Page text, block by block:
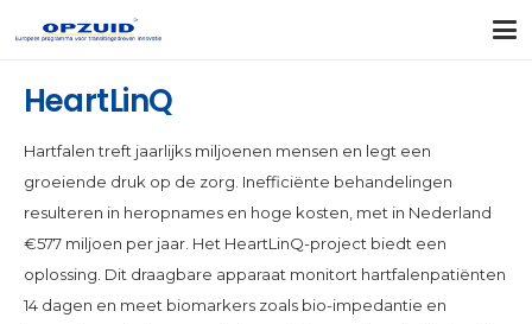
HeartLinQ
Hartfalen treft jaarlijks miljoenen mensen en legt een
groeiende druk op de zorg. Inefficiënte behandelingen
resulteren in heropnames en hoge kosten, met in Nederland
€577 miljoen per jaar. Het HeartLinQ-project biedt een
oplossing. Dit draagbare apparaat monitort hartfalenpatiënten
14 dagen en meet biomarkers zoals bio-impedantie en